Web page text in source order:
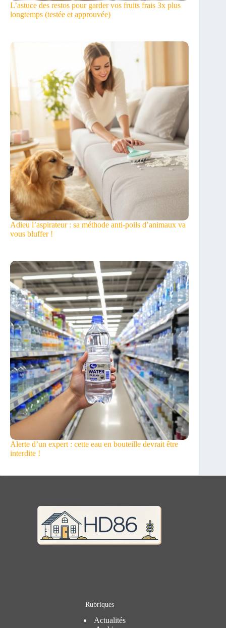
L’astuce des restos pour garder vos fruits frais 3x plus
longtemps (testée et approuvée)
Adieu l’aspirateur : sa méthode anti-poils d’animaux va
vous bluffer !
Alerte d’un expert : cette eau en bouteille devrait être
interdite !
Rubriques
Actualités